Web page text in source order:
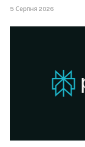
5 Серпня 2026